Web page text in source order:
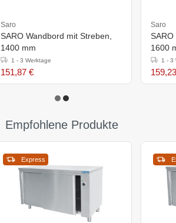
Saro
SARO Wandbord mit Streben,
1400 mm
1 - 3 Werktage
151,87 €
Saro
SARO
1600
1 - 3
Empfohlene Produkte
Express